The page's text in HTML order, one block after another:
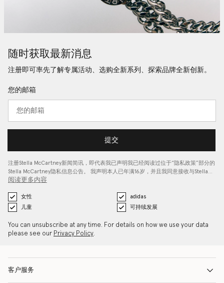
随时获取最新消息
注册即可率先了解专属活动、选购全新系列、探索品牌全新创新。
您的邮箱
提交
注册Stella McCartney新闻简讯，即代表我已声明我已经阅读过位于“隐私政策”部分的
Stella McCartney隐私信息公告。 我声明本人已年满16岁，并且我同意接收与Stella…
阅读更多内容
女性
adidas
儿童
可持续发展
You can unsubscribe at any time. For details on how we use your data
please see our Privacy Policy.
客户服务